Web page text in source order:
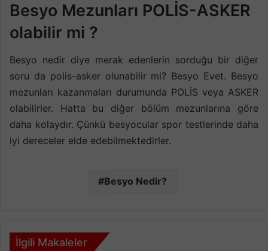
Besyo Mezunları POLİS-ASKER
olabilir mi ?
Besyo nedir diye merak edenlerin sorduğu bir diğer
soru da polis-asker olunabilir mi? Besyo Evet. Besyo
mezunları kazanmaları durumunda POLİS veya ASKER
olabilirler. Hatta bu diğer bölüm mezunlarına göre
daha kolaydır. Çünkü besyocular spor testlerinde daha
iyi dereceler elde edebilmektedirler.
Besyo Nedir?
İlgili Makaleler